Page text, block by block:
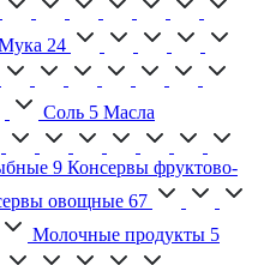
24
Соль 5 Масла
9 Консервы фруктово-
овощные 67
Молочные продукты 5